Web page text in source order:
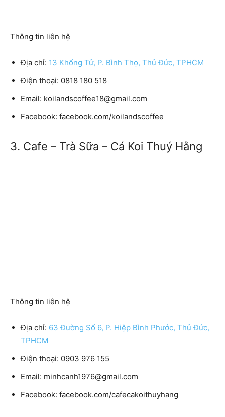
Thông tin liên hệ
Địa chỉ: 13 Khổng Tử, P. Bình Thọ, Thủ Đức, TPHCM
Điện thoại: 0818 180 518
Email: koilandscoffee18@gmail.com
Facebook: facebook.com/koilandscoffee
3. Cafe – Trà Sữa – Cá Koi Thuý Hằng
Thông tin liên hệ
Địa chỉ: 63 Đường Số 6, P. Hiệp Bình Phước, Thủ Đức,
TPHCM
Điện thoại: 0903 976 155
Email: minhcanh1976@gmail.com
Facebook: facebook.com/cafecakoithuyhang